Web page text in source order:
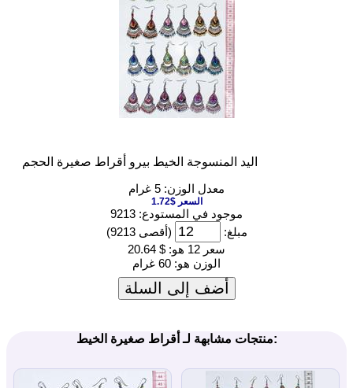
اليد المنسوجة الخيط بيرو أقراط صغيرة الحجم
معدل الوزن: 5 غرام
السعر $1.72
موجود في المستودع: 9213
مبلغ:
(أقصى 9213)
سعر 12 هو:
$ 20.64
الوزن هو: 60 غرام
أضف إلى السلة
منتجات مشابهة لـ أقراط صغيرة الخيط: